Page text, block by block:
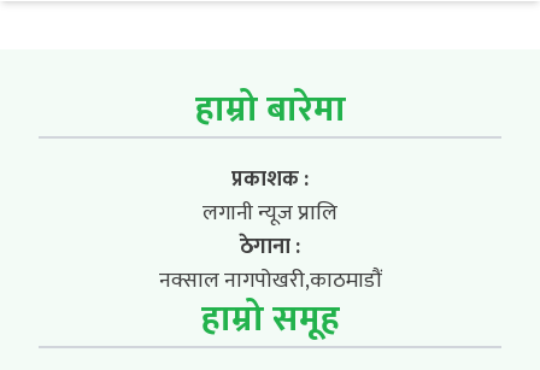
हाम्रो बारेमा
प्रकाशक :
लगानी न्यूज प्रालि
ठेगाना :
नक्साल नागपोखरी,काठमाडौं
हाम्रो समूह